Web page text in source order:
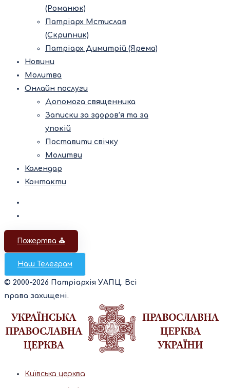
(Романюк)
Патріарх Мстислав
(Скрипник)
Патріарх Димитрій (Ярема)
Новини
Молитва
Онлайн послуги
Допомога священника
Записки за здоров’я та за
упокій
Поставити свічку
Молитви
Календар
Контакти
Пожертва ⛪️
Наш Телеграм
© 2000-2026 Патріархія УАПЦ. Всі
права захищені.
Київська церква